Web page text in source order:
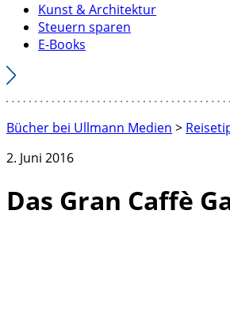
Kunst & Architektur
Steuern sparen
E-Books
Bücher bei Ullmann Medien >
2. Juni 2016
Das Gran Caffè